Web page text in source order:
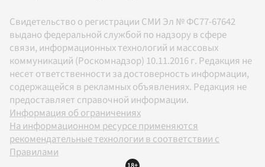
Свидетельство о регистрации СМИ Эл № ФС77-67642
выдано федеральной службой по надзору в сфере
связи, информационных технологий и массовых
коммуникаций (Роскомнадзор) 10.11.2016 г. Редакция не
несет ответственности за достоверность информации,
содержащейся в рекламных объявлениях. Редакция не
предоставляет справочной информации.
Информация об ограничениях
На информационном ресурсе применяются
рекомендательные технологии в соответствии с
Правилами